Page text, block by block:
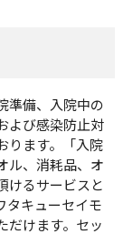
準備、入院中の
よび感染防止対
ります。「入院
ル、消耗品、オ
けるサービスと
タキューセイモ
だけます。セッ